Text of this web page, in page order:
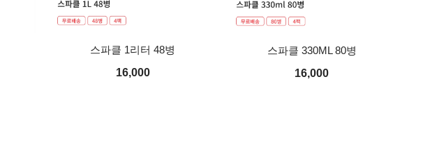
스파클 1리터 48병
16,000
스파클 330ML 80병
16,000